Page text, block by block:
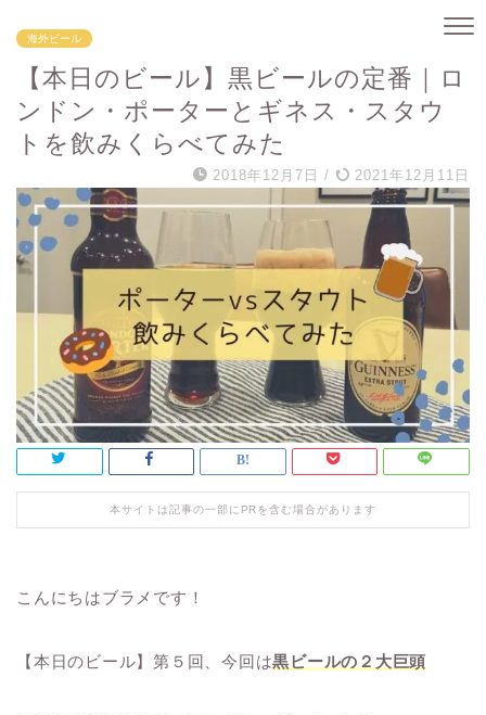
海外ビール
【本日のビール】黒ビールの定番｜ロ
ンドン・ポーターとギネス・スタウ
トを飲みくらべてみた
2018年12月7日 / 2021年12月11日
本サイトは記事の一部にPRを含む場合があります
こんにちはブラメです！
【本日のビール】第５回、今回は黒ビールの２大巨頭